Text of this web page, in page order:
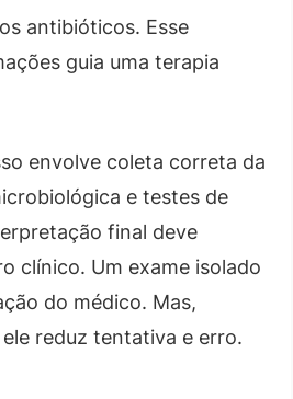
antibióticos. Esse
guia uma terapia
envolve coleta correta da
e testes de
final deve
clínico. Um exame isolado
do médico. Mas,
reduz tentativa e erro.